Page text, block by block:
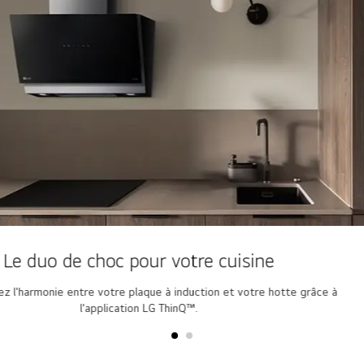
Le duo de choc pour votre cuisine
l'harmonie entre votre plaque à induction et votre hotte grâce à
l'application LG ThinQ™.